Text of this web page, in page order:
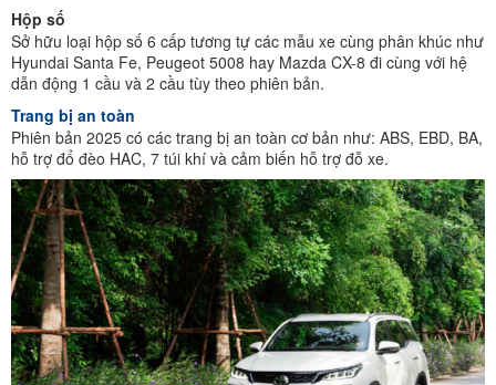
Hộp số
Sở hữu loại hộp số 6 cấp tương tự các mẫu xe cùng phân khúc như
Hyundai Santa Fe, Peugeot 5008 hay Mazda CX-8 đi cùng với hệ
dẫn động 1 cầu và 2 cầu tùy theo phiên bản.
Trang bị an toàn
Phiên bản 2025 có các trang bị an toàn cơ bản như: ABS, EBD, BA,
hỗ trợ đổ đèo HAC, 7 túi khí và cảm biến hỗ trợ đỗ xe.